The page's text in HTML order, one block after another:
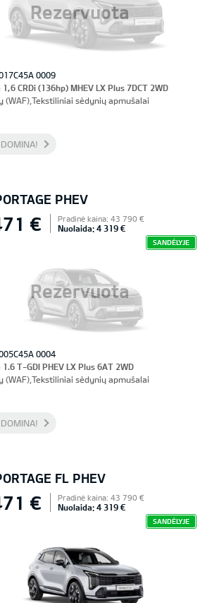
Rezervuota
0009
CRDi (136hp) MHEV LX Plus 7DCT 2WD
(WAF),Tekstiliniai sėdynių apmušalai
PHEV
Rezervuota
€ Pradinė kaina: 43 790 €
Nuolaida: 4 319 €
SANDĖLYJE
0004
T-GDI PHEV LX Plus 6AT 2WD
(WAF),Tekstiliniai sėdynių apmušalai
FL PHEV
€ Pradinė kaina: 43 790 €
Nuolaida: 4 319 €
SANDĖLYJE